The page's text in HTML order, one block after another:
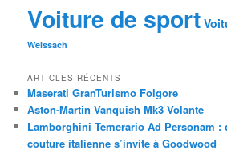
Voiture de sport
Weissach
ARTICLES RÉCENTS
Maserati GranTurismo Folgore
Aston-Martin Vanquish Mk3 Volante
Lamborghini Temerario Ad Personam :
couture italienne s’invite à Goodwood